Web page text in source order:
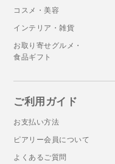
コスメ・美容
インテリア・雑貨
お取り寄せグルメ・
食品ギフト
ご利用ガイド
お支払い方法
ピアリー会員について
よくあるご質問